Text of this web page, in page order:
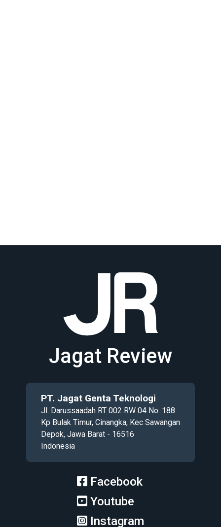
Jagat Review
PT. Jagat Genta Teknologi
Jl. Darussaadah RT 002 RW 04 No. 188
Kp Bulak Timur, Cinangka, Kec Sawangan
Depok, Jawa Barat - 16516
Indonesia
Facebook
Youtube
Instagram